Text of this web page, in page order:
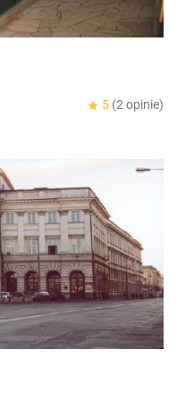
5 (2 opinie)